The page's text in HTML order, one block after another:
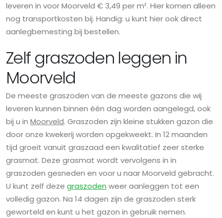
leveren in voor Moorveld € 3,49 per m². Hier komen alleen
nog transportkosten bij. Handig: u kunt hier ook direct
aanlegbemesting bij bestellen.
Zelf graszoden leggen in
Moorveld
De meeste graszoden van de meeste gazons die wij
leveren kunnen binnen één dag worden aangelegd, ook
bij u in Moorveld. Graszoden zijn kleine stukken gazon die
door onze kwekerij worden opgekweekt. In 12 maanden
tijd groeit vanuit graszaad een kwalitatief zeer sterke
grasmat. Deze grasmat wordt vervolgens in in
graszoden gesneden en voor u naar Moorveld gebracht.
U kunt zelf deze graszoden weer aanleggen tot een
volledig gazon. Na 14 dagen zijn de graszoden sterk
geworteld en kunt u het gazon in gebruik nemen.